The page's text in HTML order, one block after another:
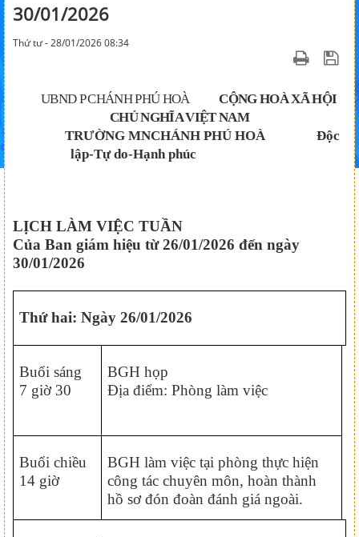
30/01/2026
Thứ tư - 28/01/2026 08:34
UBND P CHÁNH PHÚ HOÀCỘNG HOÀ XÃ HỘI
CHỦ NGHĨA VIỆT NAM
TRƯỜNG MNCHÁNH PHÚ HOÀ Độc
lập-Tự do-Hạnh phúc
LỊCH LÀM VIỆC TUẦN
Của Ban giám hiệu từ 26/01/2026 đến ngày
30/01/2026
Thứ hai: Ngày 26/01/2026
Buổi sáng
7 giờ 30
BGH họp
Địa điểm: Phòng làm việc
Buổi chiều
14 giờ
BGH làm việc tại phòng thực hiện
công tác chuyên môn, hoàn thành
hồ sơ đón đoàn đánh giá ngoài.